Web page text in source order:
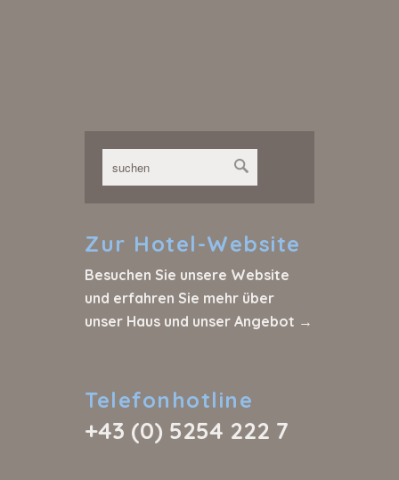
Zur Hotel-Website
Besuchen Sie unsere Website
und erfahren Sie mehr über
unser Haus und unser Angebot →
Telefonhotline
+43 (0) 5254 222 7